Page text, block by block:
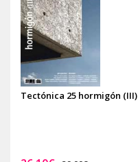
Tectónica 25 hormigón (III)